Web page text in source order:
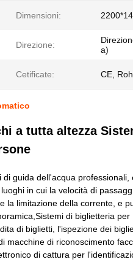
Dimensioni:
Direzione:
a)
Cetificate: CE,
a tutta altezza
guida dell'acqua
in cui la velocità di
la limitazione della corrente, e
di biglietteria
di biglietti, l'ispezione dei
di riconoscimento
di cattura per